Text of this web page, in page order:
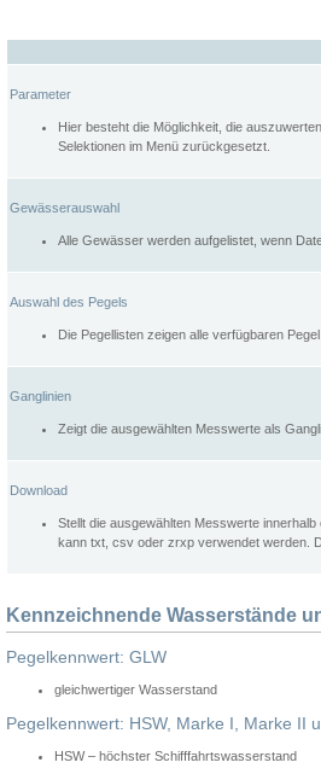
Parameter
Hier besteht die Möglichkeit, die
Selektionen im Menü zurückgesetzt.
Gewässerauswahl
Alle Gewässer werden aufgelistet, wenn
Auswahl des Pegels
Die Pegellisten zeigen alle verfügbaren
Ganglinien
Zeigt die ausgewählten Messwerte als
Download
Stellt die ausgewählten Messwerte
kann txt, csv oder zrxp verwendet werden.
Kennzeichnende Wasserstände
Pegelkennwert: GLW
gleichwertiger Wasserstand
Pegelkennwert: HSW, Marke I, Marke II
HSW – höchster Schifffahrtswasserstand